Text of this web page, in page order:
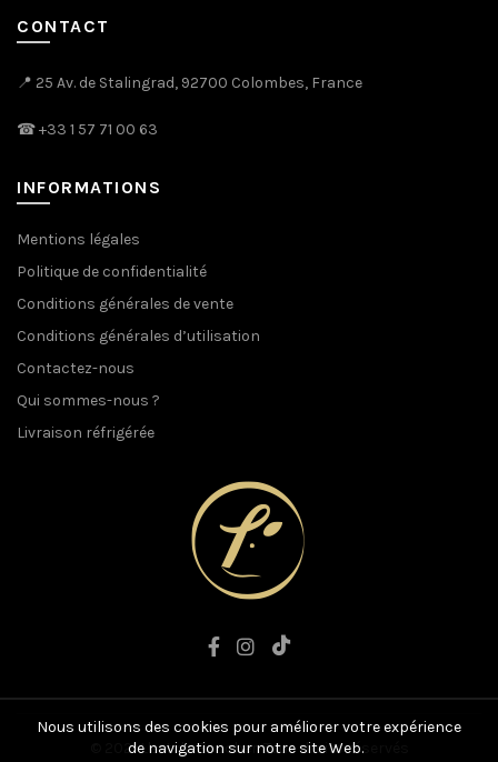
CONTACT
📍 25 Av. de Stalingrad, 92700 Colombes, France
☎+33 1 57 71 00 63
INFORMATIONS
Mentions légales
Politique de confidentialité
Conditions générales de vente
Conditions générales d’utilisation
Contactez-nous
Qui sommes-nous ?
Livraison réfrigérée
© 2021 L'art du Boucher. Tous droits réservés
Nous utilisons des cookies pour améliorer votre expérience
de navigation sur notre site Web.